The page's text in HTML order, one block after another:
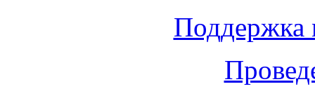
Поддержка